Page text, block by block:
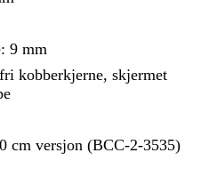
9 mm
kobberkjerne, skjermet
cm versjon (BCC-2-3535)